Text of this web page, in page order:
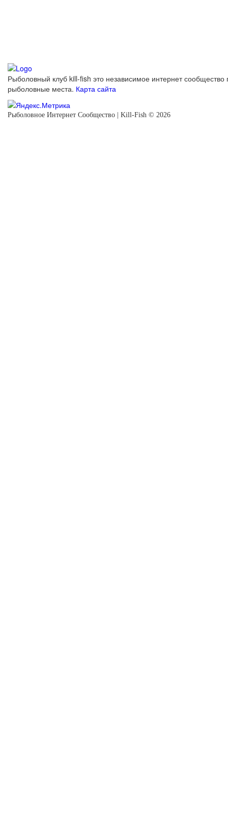
Рыболовный клуб kill-fish это независимое интернет сообщество
рыболовные места. Карта сайта
Рыболовное Интернет Сообщество | Kill-Fish © 2026